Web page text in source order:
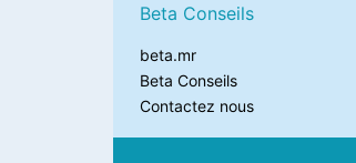
Beta Conseils
beta.mr
Beta Conseils
Contactez nous